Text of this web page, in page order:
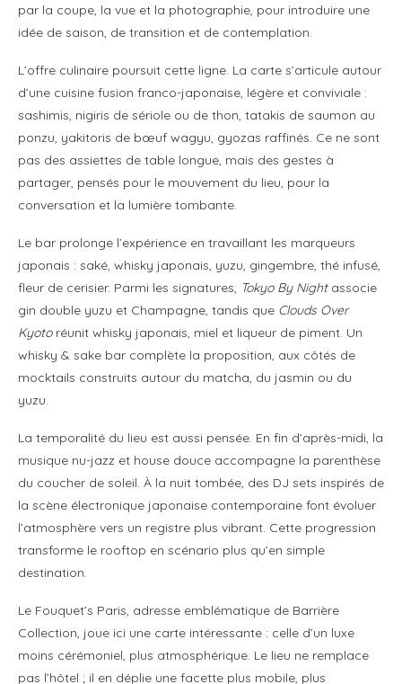
par la coupe, la vue et la photographie, pour introduire une
idée de saison, de transition et de contemplation.
L’offre culinaire poursuit cette ligne. La carte s’articule autour
d’une cuisine fusion franco-japonaise, légère et conviviale :
sashimis, nigiris de sériole ou de thon, tatakis de saumon au
ponzu, yakitoris de bœuf wagyu, gyozas raffinés. Ce ne sont
pas des assiettes de table longue, mais des gestes à
partager, pensés pour le mouvement du lieu, pour la
conversation et la lumière tombante.
Le bar prolonge l’expérience en travaillant les marqueurs
japonais : saké, whisky japonais, yuzu, gingembre, thé infusé,
fleur de cerisier. Parmi les signatures, Tokyo By Nightassocie
gin double yuzu et Champagne, tandis que Clouds Over
Kyotoréunit whisky japonais, miel et liqueur de piment. Un
whisky & sake bar complète la proposition, aux côtés de
mocktails construits autour du matcha, du jasmin ou du
yuzu.
La temporalité du lieu est aussi pensée. En fin d’après-midi, la
musique nu-jazz et house douce accompagne la parenthèse
du coucher de soleil. À la nuit tombée, des DJ sets inspirés de
la scène électronique japonaise contemporaine font évoluer
l’atmosphère vers un registre plus vibrant. Cette progression
transforme le rooftop en scénario plus qu’en simple
destination.
Le Fouquet’s Paris, adresse emblématique de Barrière
Collection, joue ici une carte intéressante : celle d’un luxe
moins cérémoniel, plus atmosphérique. Le lieu ne remplace
pas l’hôtel ; il en déplie une facette plus mobile, plus